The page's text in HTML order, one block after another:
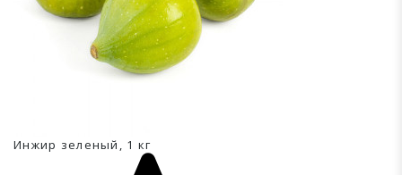
Инжир зеленый, 1 кг